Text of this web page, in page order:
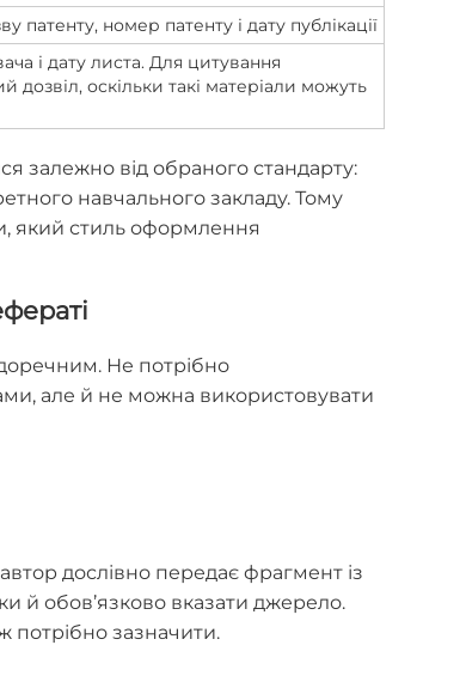
патенту, номер патенту і дату публікації
і дату листа. Для цитування
дозвіл, оскільки такі матеріали можуть
залежно від обраного стандарту:
навчального закладу. Тому
який стиль оформлення
Не потрібно
але й не можна використовувати
дослівно передає фрагмент із
й обов’язково вказати джерело.
потрібно зазначити.